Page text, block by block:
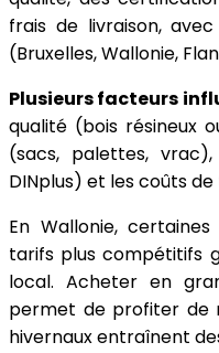
frais de livraison,
(Bruxelles, Wallonie,
Plusieurs facteurs
qualité (bois résineux
(sacs, palettes,
DINplus) et les coûts
En Wallonie,
tarifs plus compétitifs
local. Acheter en
permet de profiter de
hivernaux entraînent